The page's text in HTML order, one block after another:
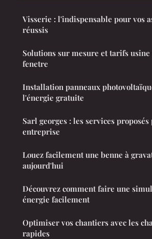
Visserie : l'indispensable pour vos
réussis
Solutions sur mesure et tarifs usine
fenetre
Installation panneaux
l'énergie gratuite
Sarl georges : les services proposés
entreprise
Louez facilement une benne à
aujourd'hui
Découvrez comment faire une
énergie facilement
Optimiser vos chantiers avec les
rapides